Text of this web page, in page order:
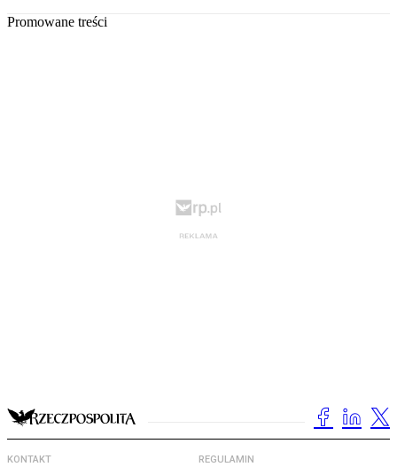
Promowane treści
KONTAKT REGULAMIN